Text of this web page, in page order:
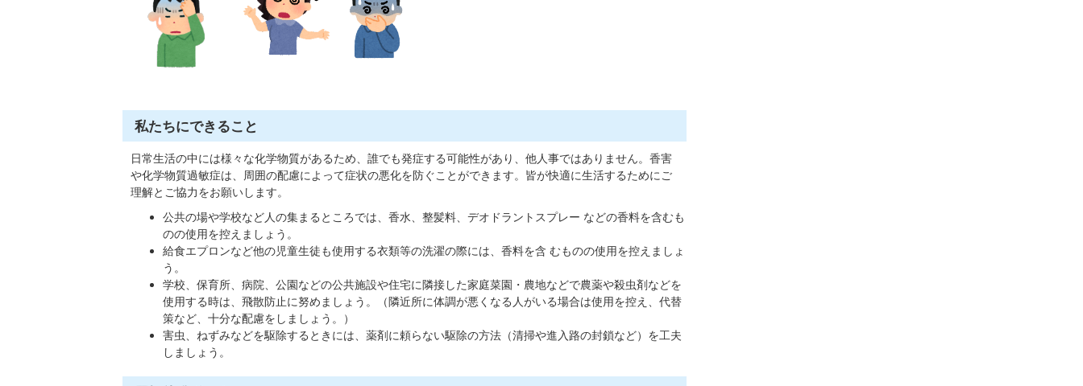
私たちにできること
日常生活の中には様々な化学物質があるため、誰でも発症する可能性があり、他人事ではありません。香害
や化学物質過敏症は、周囲の配慮によって症状の悪化を防ぐことができます。皆が快適に生活するためにご
理解とご協力をお願いします。
公共の場や学校など人の集まるところでは、香水、整髪料、デオドラントスプレー などの香料を含むも
のの使用を控えましょう。
給食エプロンなど他の児童生徒も使用する衣類等の洗濯の際には、香料を含 むものの使用を控えましょ
う。
学校、保育所、病院、公園などの公共施設や住宅に隣接した家庭菜園・農地などで農薬や殺虫剤などを
使用する時は、飛散防止に努めましょう。（隣近所に体調が悪くなる人がいる場合は使用を控え、代替
策など、十分な配慮をしましょう。）
害虫、ねずみなどを駆除するときには、薬剤に頼らない駆除の方法（清掃や進入路の封鎖など）を工夫
しましょう。